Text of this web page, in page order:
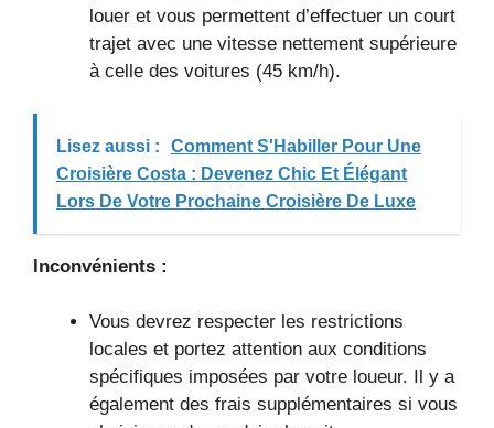
louer et vous permettent d’effectuer un court
trajet avec une vitesse nettement supérieure
à celle des voitures (45 km/h).
Lisez aussi :
Comment S'Habiller Pour Une
Croisière Costa : Devenez Chic Et Élégant
Lors De Votre Prochaine Croisière De Luxe
Inconvénients :
Vous devrez respecter les restrictions
locales et portez attention aux conditions
spécifiques imposées par votre loueur. Il y a
également des frais supplémentaires si vous